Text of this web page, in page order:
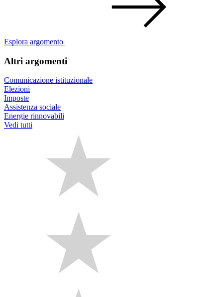
Esplora argomento
Altri argomenti
Comunicazione istituzionale
Elezioni
Imposte
Assistenza sociale
Energie rinnovabili
Vedi tutti